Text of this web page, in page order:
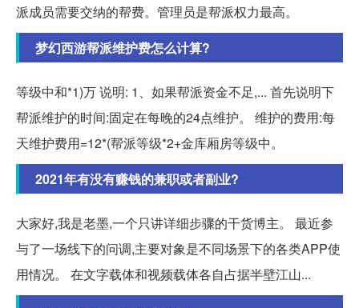
派成员需要交纳的帮费。管理员是帮派权力最高。
梦幻西游帮派维护费怎么计算?
等级中和*1)万 说明: 1、如果帮派资金不足,... 首先说明下
帮派维护的时间:固定在每晚的24点维护。 维护的费用:每
天维护费用=12*(帮派等级*2+金库厢房等级中。
2021年有没有赚钱的兼职或者副业?
大家好,我是老墨,一个只讲详细步骤的干货博主。 最近参
与了一场线下的问调,主要对象是不同场景下的各类APP使
用情况。 在文字载体和视频载体各自占据半壁江山...